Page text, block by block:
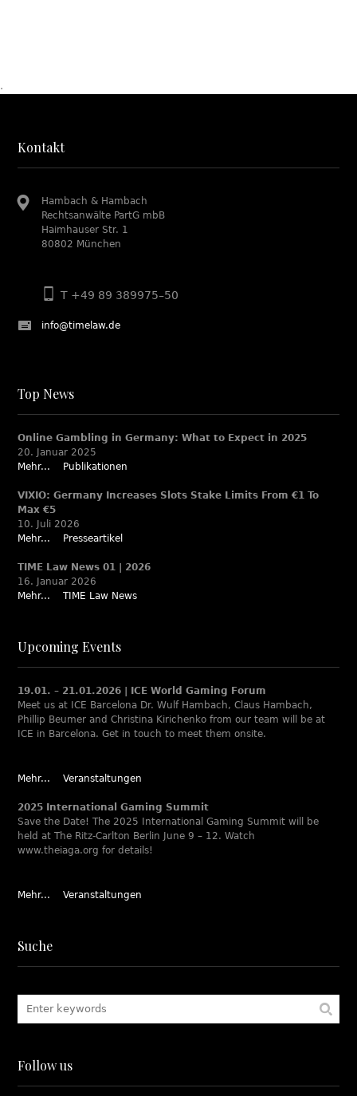
.
Kontakt
Hambach & Hambach
Rechtsanwälte PartG mbB
Haimhauser Str. 1
80802 München
T +49 89 389975–50
info@timelaw.de
Top News
Online Gambling in Germany: What to Expect in 2025
20. Januar 2025
Mehr...
Publikationen
VIXIO: Germany Increases Slots Stake Limits From €1 To
Max €5
10. Juli 2026
Mehr...
Presseartikel
TIME Law News 01 | 2026
16. Januar 2026
Mehr...
TIME Law News
Upcoming Events
19.01. – 21.01.2026 | ICE World Gaming Forum
Meet us at ICE Barcelona Dr. Wulf Hambach, Claus Hambach,
Phillip Beumer and Christina Kirichenko from our team will be at
ICE in Barcelona. Get in touch to meet them onsite.
Mehr... Veranstaltungen
2025 International Gaming Summit
Save the Date! The 2025 International Gaming Summit will be
held at The Ritz-Carlton Berlin June 9 – 12. Watch
www.theiaga.org for details!
Mehr... Veranstaltungen
Suche
Follow us